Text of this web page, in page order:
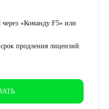
«Команду F5» или
продления лицензий